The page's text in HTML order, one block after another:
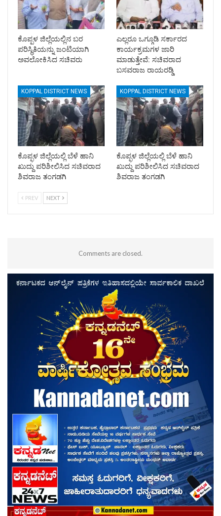
ಕೊಪ್ಪಳ ಜಿಲ್ಲೆಯಲ್ಲಿನ ಬರ
ಪರಿಸ್ಥಿತಿಯನ್ನು ಜಂಟಿಯಾಗಿ
ಅವಲೋಕಿಸಿದ ಸಚಿವರು
ಎಲ್ಲರೂ ಒಗ್ಗೂಡಿ ಸರ್ಕಾರದ
ಕಾರ್ಯಕ್ರಮಗಳ ಜಾರಿ
ಮಾಡುತ್ತೇವೆ: ಸಚಿವರಾದ
ಬಸವರಾಜ ರಾಯರಡ್ಡಿ
KOPPAL DISTRICT NEWS
ಕೊಪ್ಫಳ ಜಿಲ್ಲೆಯಲ್ಲಿ ಬೆಳೆ ಹಾನಿ
ಖುದ್ದು ಪರಿಶೀಲಿಸಿದ ಸಚಿವರಾದ
ಶಿವರಾಜ ತಂಗಡಗಿ
KOPPAL DISTRICT NEWS
ಕೊಪ್ಫಳ ಜಿಲ್ಲೆಯಲ್ಲಿ ಬೆಳೆ ಹಾನಿ
ಖುದ್ದು ಪರಿಶೀಲಿಸಿದ ಸಚಿವರಾದ
ಶಿವರಾಜ ತಂಗಡಗಿ
PREV NEXT
Comments are closed.